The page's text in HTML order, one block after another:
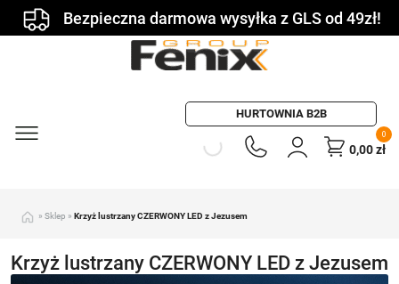
Bezpieczna darmowa wysyłka z GLS od 49zł!
HURTOWNIA B2B
0
0,00zł
» Sklep » Krzyż lustrzany CZERWONY LED z Jezusem
Krzyż lustrzany CZERWONY LED z Jezusem